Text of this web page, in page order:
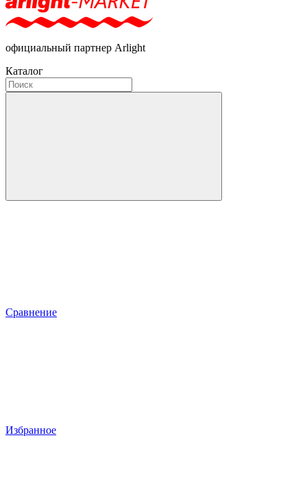
официальный партнер Arlight
Каталог
Сравнение
Избранное